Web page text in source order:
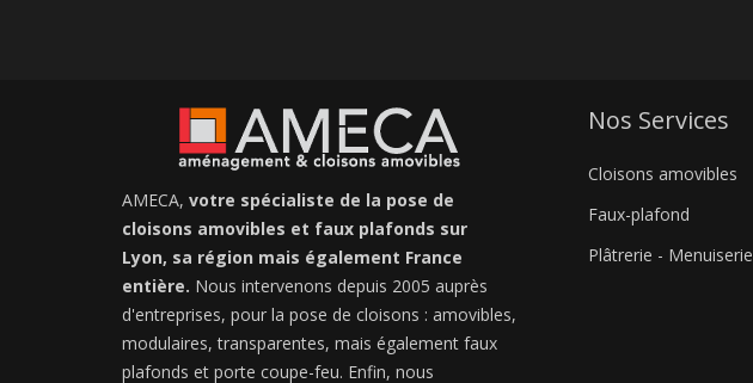
AMECA, votre spécialiste de la pose de
cloisons amovibles et faux plafonds sur
Lyon, sa région mais également France
entière. Nous intervenons depuis 2005 auprès
d'entreprises, pour la pose de cloisons : amovibles,
modulaires, transparentes, mais également faux
plafonds et porte coupe-feu. Enfin, nous
Nos Services
Cloisons amovibles
Faux-plafond
Plâtrerie - Menuiserie